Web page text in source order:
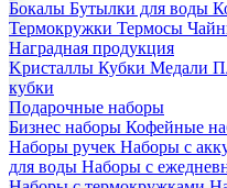
Бокалы Бутылки для воды
Термокружки Термосы
Наградная продукция
Kристаллы Кубки Медали
кубки
Подарочные наборы
Бизнес наборы Кофейные
Наборы ручек Наборы с
для воды Наборы с